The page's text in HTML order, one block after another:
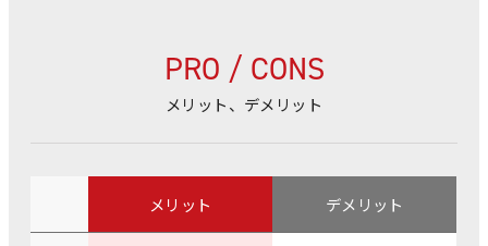
PRO / CONS
メリット、デメリット
メリット デメリット